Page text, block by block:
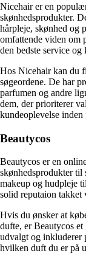
Nicehair er en
skønhedsprodukter.
hårpleje, skønhed og
omfattende viden om
den bedste service og
Hos Nicehair kan du
søgeordene. De har
parfumen og andre
dem, der prioriterer
kundeoplevelse
Beautycos
Beautycos er en
skønhedsprodukter til
makeup og hudpleje
solid reputaion takket
Hvis du ønsker at
dufte, er Beautycos et
udvalgt og inkluderer
hvilken duft du er på